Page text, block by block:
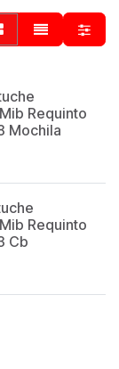
Requinto
Mochila
Requinto
Cb